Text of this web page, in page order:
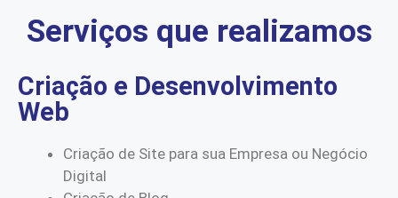
Serviços que realizamos
Criação e Desenvolvimento
Web
Criação de Site para sua Empresa ou Negócio
Digital